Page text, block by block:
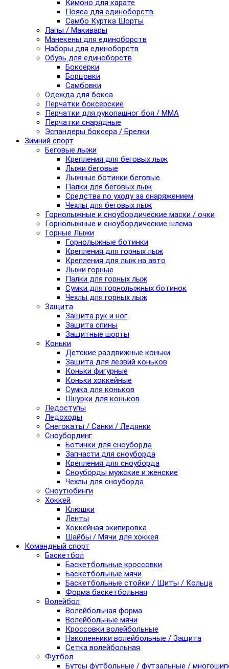
Кимоно для карате
Пояса для единоборств
Самбо Куртка Шорты
Лапы / Макивары
Манекены для единоборств
Наборы для единоборств
Обувь для единоборств
Боксерки
Борцовки
Самбовки
Одежда для бокса
Перчатки боксерские
Перчатки для рукопашног боя / ММА
Перчатки снарядные
Эспандеры боксера / Брелки
Зимний спорт
Беговые лыжи
Крепления для беговых лыж
Лыжи беговые
Лыжные ботинки беговые
Палки для беговых лыж
Средства по уходу за снаряжением
Чехлы для беговых лыж
Горнолыжные и сноубордические маски / очки
Горнолыжные и сноубордические шлема
Горные Лыжи
Горнолыжные ботинки
Крепления для горных лыж
Крепления для лыж на авто
Лыжи горные
Палки для горных лыж
Сумки для горнолыжных ботинок
Чехлы для горных лыж
Защита
Защита рук и ног
Защита спины
Защитные шорты
Коньки
Детские раздвижные коньки
Защита для лезвий коньков
Коньки фигурные
Коньки хоккейные
Сумка для коньков
Шнурки для коньков
Ледоступы
Ледоходы
Снегокаты / Санки / Ледянки
Сноубординг
Ботинки для сноуборда
Запчасти для сноуборда
Крепления для сноуборда
Сноуборды мужские и женские
Чехлы для сноуборда
Сноутюбинги
Хоккей
Клюшки
Ленты
Хоккейная экипировка
Шайбы / Мячи для хоккея
Командный спорт
Баскетбол
Баскетбольные кроссовки
Баскетбольные мячи
Баскетбольные стойки / Щиты / Кольца
Форма баскетбольная
Волейбол
Волейбольная форма
Волейбольные мячи
Кроссовки волейбольные
Наколенники волейбольные / Защита
Сетка волейбольная
Футбол
Бутсы футбольные / футзальные /